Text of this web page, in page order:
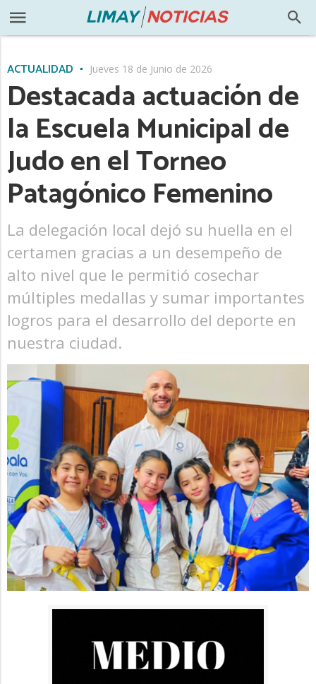
ACTUALIDAD Jueves 18 de Junio de 2026
Destacada actuación de
la Escuela Municipal de
Judo en el Torneo
Patagónico Femenino
La delegación local dejó su huella en el
certamen gracias a un desempeño de
alto nivel que le permitió cosechar
múltiples medallas y sumar importantes
logros para el desarrollo del deporte en
nuestra ciudad.